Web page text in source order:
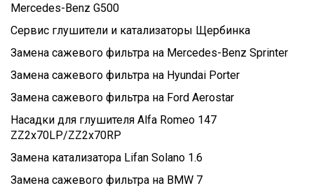
Mercedes-Benz G500
Сервис глушители и катализаторы Щербинка
Замена сажевого фильтра на Mercedes-Benz Sprinter
Замена сажевого фильтра на Hyundai Porter
Замена сажевого фильтра на Ford Aerostar
Насадки для глушителя Alfa Romeo 147
ZZ2x70LP/ZZ2x70RP
Замена катализатора Lifan Solano 1.6
Замена сажевого фильтра на BMW 7